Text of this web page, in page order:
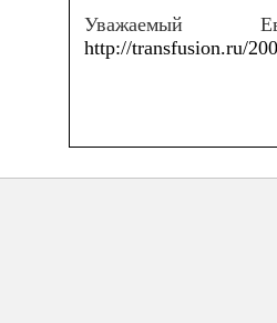
Уважаемый
http://transfusion.ru/